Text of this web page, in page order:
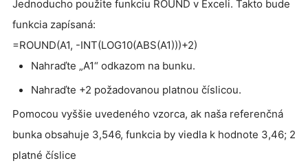
Jednoducho použite funkciu ROUND v Exceli. Takto bude
funkcia zapísaná:
=ROUND(A1, -INT(LOG10(ABS(A1)))+2)
Nahraďte „A1“ odkazom na bunku.
Nahraďte +2 požadovanou platnou číslicou.
Pomocou vyššie uvedeného vzorca, ak naša referenčná
bunka obsahuje 3,546, funkcia by viedla k hodnote 3,46; 2
platné číslice